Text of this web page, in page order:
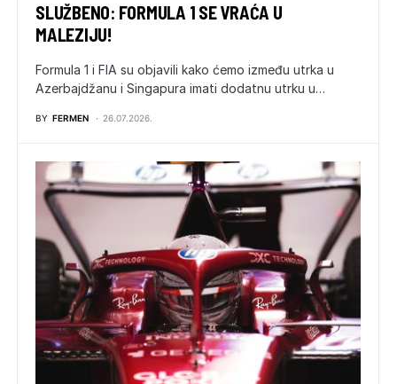
SLUŽBENO: FORMULA 1 SE VRAĆA U
MALEZIJU!
Formula 1 i FIA su objavili kako ćemo između utrka u
Azerbajdžanu i Singapura imati dodatnu utrku u…
BY FERMEN 26.07.2026.